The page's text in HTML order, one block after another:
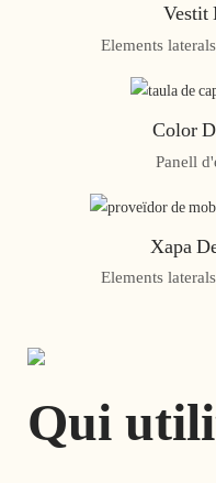
Vestit
Elements
Color
Panell
Xapa
Elements
Qui